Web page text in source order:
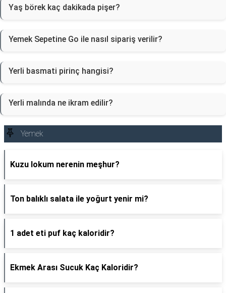
Yaş börek kaç dakikada pişer?
Yemek Sepetine Go ile nasıl sipariş verilir?
Yerli basmati pirinç hangisi?
Yerli malında ne ikram edilir?
Yemek
Kuzu lokum nerenin meşhur?
Ton balıklı salata ile yoğurt yenir mi?
1 adet eti puf kaç kaloridir?
Ekmek Arası Sucuk Kaç Kaloridir?